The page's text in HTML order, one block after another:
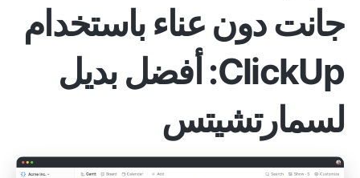
جانت دون عناء باستخدام
ClickUp: أفضل بديل
لسمارتشيتس